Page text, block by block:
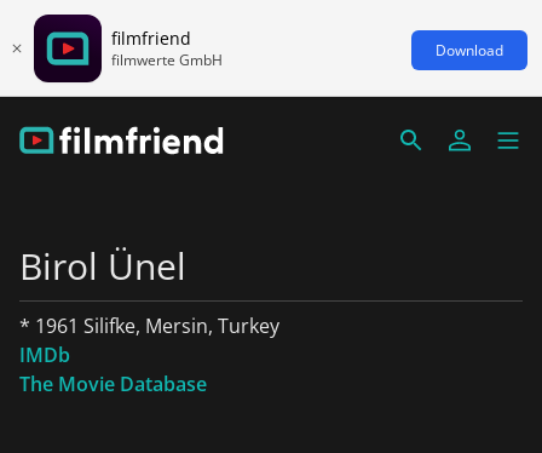
filmfriend
filmwerte GmbH Download
Birol Ünel
* 1961 Silifke, Mersin, Turkey
IMDb
The Movie Database